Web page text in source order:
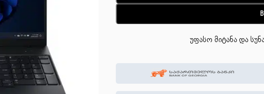
უფასო მიტანა და